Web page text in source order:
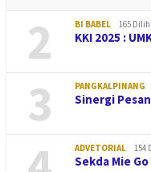
2 BI BABEL 165
KKI 2025 :
3 PANGKALPINANG
Sinergi
ADVETORIAL 154
Sekda Mie